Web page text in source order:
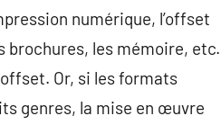
numérique, l’offset
brochures, les mémoire, etc.
Or, si les formats
genres, la mise en œuvre